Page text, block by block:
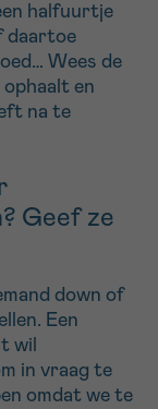
halfuurtje
daartoe
Wees de
en
na te
Geef ze
down of
Een
wil
in vraag te
omdat we te